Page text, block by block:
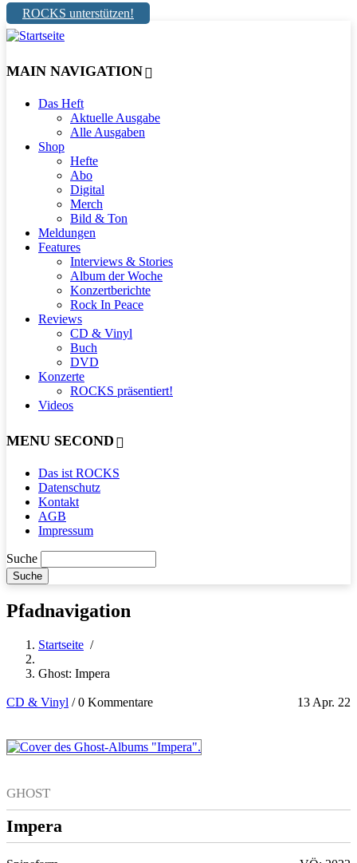
ROCKS unterstützen!
MAIN NAVIGATION
Das Heft
Aktuelle Ausgabe
Alle Ausgaben
Shop
Hefte
Abo
Digital
Merch
Bild & Ton
Meldungen
Features
Interviews & Stories
Album der Woche
Konzertberichte
Rock In Peace
Reviews
CD & Vinyl
Buch
DVD
Konzerte
ROCKS präsentiert!
Videos
MENU SECOND
Das ist ROCKS
Datenschutz
Kontakt
AGB
Impressum
Suche
Pfadnavigation
Startseite /
Ghost: Impera
CD & Vinyl 13 Apr. 22
/0 Kommentare
GHOST
Impera